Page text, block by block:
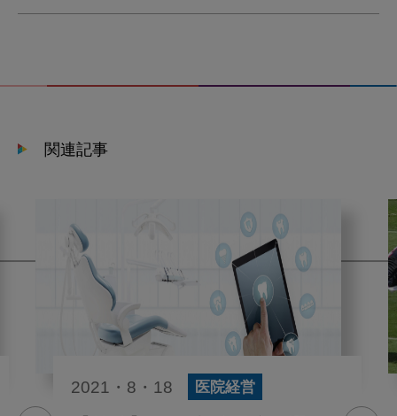
関連記事
2021・8・18 医院経営